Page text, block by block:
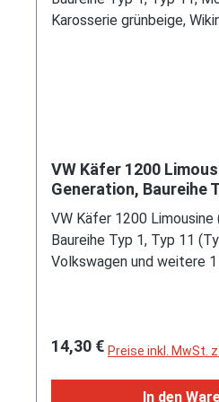
Farbcode 607), innen
Speichen-Design Größe
Lochkreis 5 x 108
Nabenabdeckung /
9140405) sowie Reifen
Wiking, 1:87, mb (EAN
VW Käfer 1200
Generation, Baureihe
Modell 1962-1963),
grünbeige, Wiking,
VW Käfer 1200 Limousine
Baureihe Typ 1, Typ 11
Volkswagen und weitere
Heckfenster (auch
ohne schwungvolle
Regulärer Preis:
14,30 € Preise inkl. MwSt.
In den